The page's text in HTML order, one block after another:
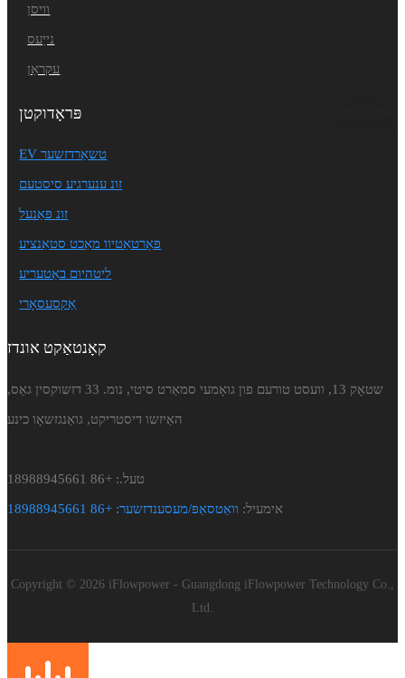
וויסן
נייַעס
עקראַן
פּראָדוקטן
EV טשאַרדזשער
זונ ענערגיע סיסטעם
זונ פּאַנעל
פּאָרטאַטיוו מאַכט סטאַנציע
ליטהיום באַטעריע
אַקסעסאָרי
קאָנטאַקט אונדז
שטאָק 13, וועסט טורעם פון גואָמעי סמאַרט סיטי, נומ. 33 דזשוקסין גאַס,
האַיזשו דיסטריקט, גואַנגזשאָו כינע
טעל.: +86 18988945661
אימעיל: וואַטסאַפּ/מעסענדזשער: +86 18988945661
Copyright © 2026 iFlowpower - Guangdong iFlowpower Technology Co.,
Ltd.